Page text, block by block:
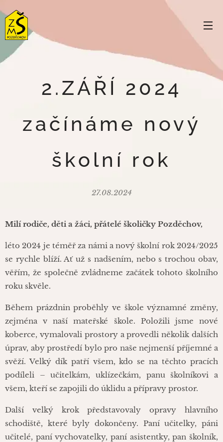
2.ZÁŘÍ 2024
začínáme nový
školní rok
27.08.2024
Milí rodiče, děti a žáci, přátelé školičky Pozděchov,
léto 2024 je téměř za námi a nový školní rok 2024/2025
se rychle blíží. Ať už s nadšením, nebo s trochou obav,
věřím, že společně zvládneme začátek tohoto školního
roku skvěle.
Během prázdnin proběhly ve škole významné změny,
zejména v naší mateřské škole. Položili jsme nové
koberce, vymalovali prostory a provedli několik dalších
úprav, aby prostředí bylo pro naše nejmenší příjemné a
svěží. Velký dík patří všem, kdo se na těchto pracích
podíleli – učitelkám, uklízečkám, panu školníkovi a
všem, kteří se zapojili do úklidu a přípravy prostor.
Další velký krok představovaly opravy hlavního
schodiště, které byly dokončeny. Paní učitelky, páni
učitelé, paní vychovatelky, paní asistentky, pan školník,